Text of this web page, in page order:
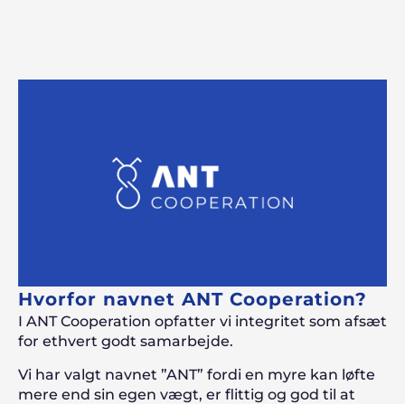
Hvorfor navnet ANT Cooperation?
I ANT Cooperation opfatter vi integritet som afsæt
for ethvert godt samarbejde.
Vi har valgt navnet ”ANT” fordi en myre kan løfte
mere end sin egen vægt, er flittig og god til at